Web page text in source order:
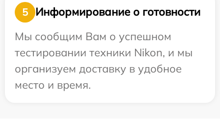
5
Информирование о готовности
Мы сообщим Вам о успешном
тестировании техники Nikon, и мы
организуем доставку в удобное
место и время.